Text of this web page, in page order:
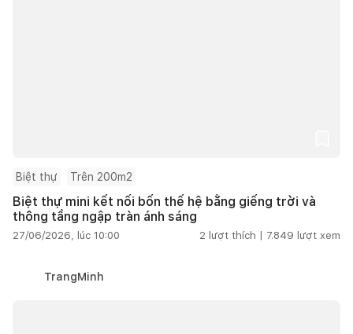
Biệt thự Trên 200m2
Biệt thự mini kết nối bốn thế hệ bằng giếng trời và
thông tầng ngập tràn ánh sáng
27/06/2026, lúc 10:00 2 lượt thích | 7.849 lượt xem
TrangMinh